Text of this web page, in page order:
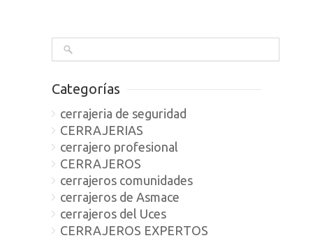
Categorías
cerrajeria de seguridad
CERRAJERIAS
cerrajero profesional
CERRAJEROS
cerrajeros comunidades
cerrajeros de Asmace
cerrajeros del Uces
CERRAJEROS EXPERTOS